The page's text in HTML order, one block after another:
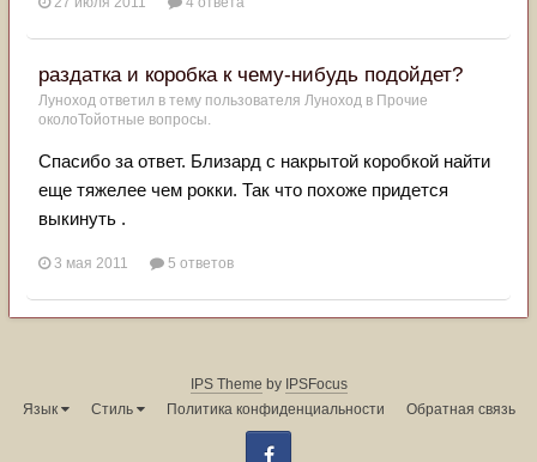
раздатка и коробка к чему-нибудь подойдет?
Луноход ответил в тему пользователя Луноход в Прочие
околоТойотные вопросы.
Спасибо за ответ. Близард с накрытой коробкой найти
еще тяжелее чем рокки. Так что похоже придется
выкинуть .
3 мая 2011 5 ответов
IPS Theme by IPSFocus
Язык
Стиль Политика конфиденциальности Обратная связь